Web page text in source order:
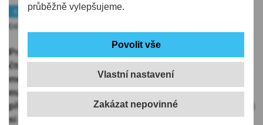
průběžně vylepšujeme.
Vlastní nastavení
Kraj
Peníze
04.06.2026 | 10:17
Průměrná mzda v Libereckém kraji vzrostla v prvním
čtvrtletí letošního roku o 7,3 procenta na 44.673 korun,
mezi kraji patří zvýšení mezd k nejnižším. Méně stouply
mzdy jen v Ústeckém kraji a na Vysočině. Podle
předběžných údajů Českého statistického úřadu (
si zaměstnanci v Libereckém kraji polepšili o 3037